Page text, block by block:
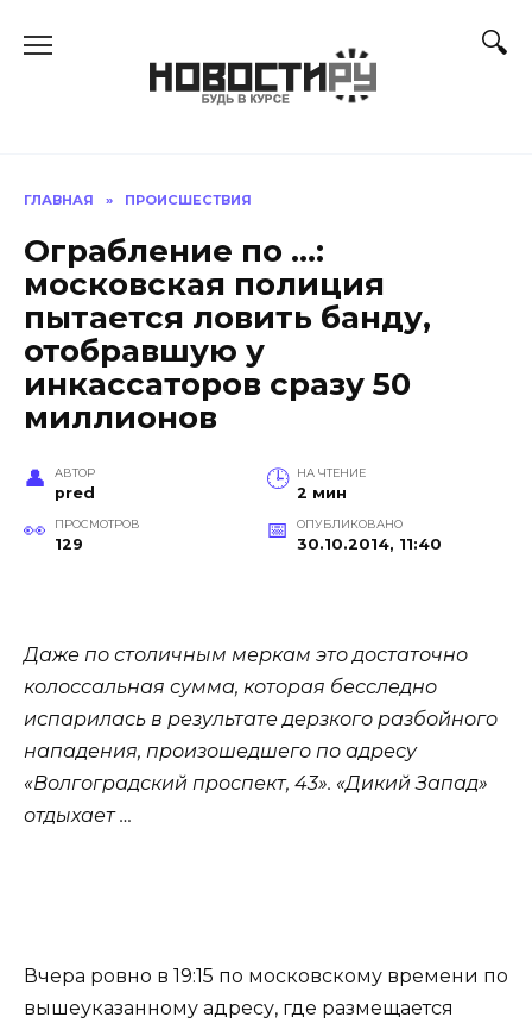
ГЛАВНАЯ » ПРОИСШЕСТВИЯ
Ограбление по …:
московская полиция
пытается ловить банду,
отобравшую у
инкассаторов сразу 50
миллионов
АВТОР
pred
НА ЧТЕНИЕ
2 мин
ПРОСМОТРОВ
129
ОПУБЛИКОВАНО
30.10.2014, 11:40
Даже по столичным меркам это достаточно
колоссальная сумма, которая бесследно
испарилась в результате дерзкого разбойного
нападения, произошедшего по адресу
«Волгоградский проспект, 43». «Дикий Запад»
отдыхает …
Вчера ровно в 19:15 по московскому времени по
вышеуказанному адресу, где размещается